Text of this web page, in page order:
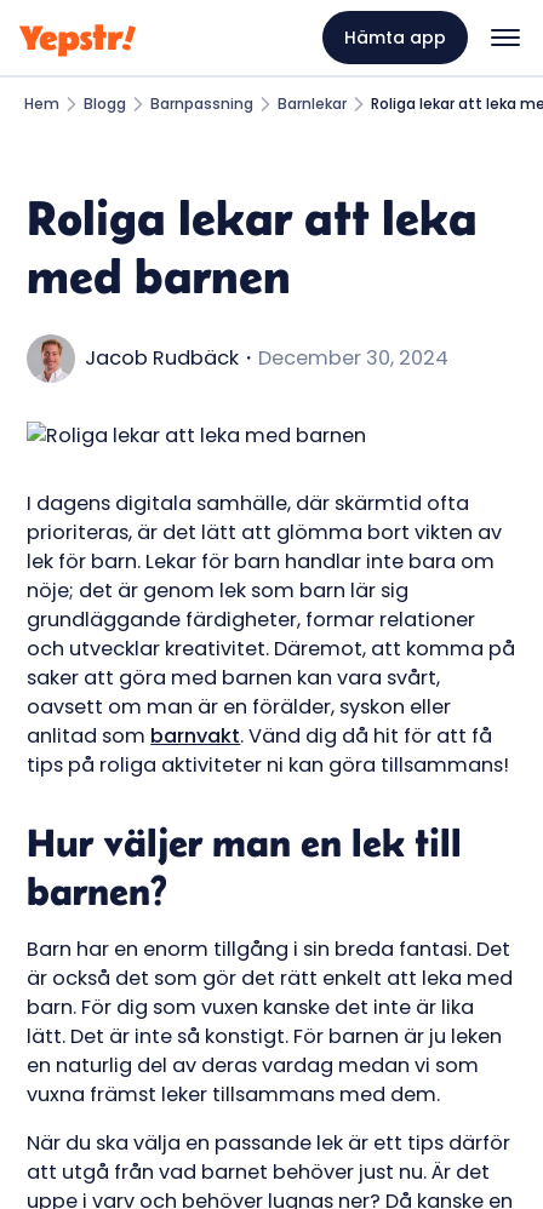
Hämta app
Hem Blogg Barnpassning Barnlekar Roliga lekar att leka
Roliga lekar att leka
med barnen
Jacob Rudbäck ・ December 30, 2024
I dagens digitala samhälle, där skärmtid ofta
prioriteras, är det lätt att glömma bort vikten av
lek för barn. Lekar för barn handlar inte bara om
nöje; det är genom lek som barn lär sig
grundläggande färdigheter, formar relationer
och utvecklar kreativitet. Däremot, att komma på
saker att göra med barnen kan vara svårt,
oavsett om man är en förälder, syskon eller
anlitad som barnvakt. Vänd dig då hit för att få
tips på roliga aktiviteter ni kan göra tillsammans!
Hur väljer man en lek till
barnen?
Barn har en enorm tillgång i sin breda fantasi. Det
är också det som gör det rätt enkelt att leka med
barn. För dig som vuxen kanske det inte är lika
lätt. Det är inte så konstigt. För barnen är ju leken
en naturlig del av deras vardag medan vi som
vuxna främst leker tillsammans med dem.
När du ska välja en passande lek är ett tips därför
att utgå från vad barnet behöver just nu. Är det
uppe i varv och behöver lugnas ner? Då kanske en